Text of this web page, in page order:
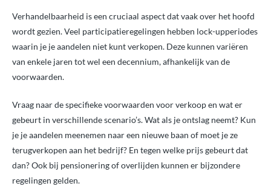
Verhandelbaarheid is een cruciaal aspect dat vaak over het hoofd
wordt gezien. Veel participatieregelingen hebben lock-upperiodes
waarin je je aandelen niet kunt verkopen. Deze kunnen variëren
van enkele jaren tot wel een decennium, afhankelijk van de
voorwaarden.
Vraag naar de specifieke voorwaarden voor verkoop en wat er
gebeurt in verschillende scenario’s. Wat als je ontslag neemt? Kun
je je aandelen meenemen naar een nieuwe baan of moet je ze
terugverkopen aan het bedrijf? En tegen welke prijs gebeurt dat
dan? Ook bij pensionering of overlijden kunnen er bijzondere
regelingen gelden.